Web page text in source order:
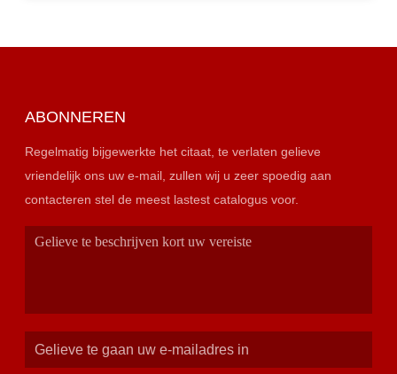
ABONNEREN
Regelmatig bijgewerkte het citaat, te verlaten gelieve
vriendelijk ons uw e-mail, zullen wij u zeer spoedig aan
contacteren stel de meest lastest catalogus voor.